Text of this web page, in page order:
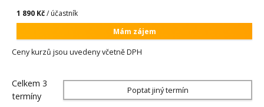
1 890 Kč/ účastník
Mám zájem
Ceny kurzů jsou uvedeny včetně DPH
Celkem 3
termíny
Poptat jiný termín